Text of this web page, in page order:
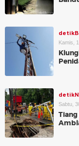
Kamis,
Sabtu,